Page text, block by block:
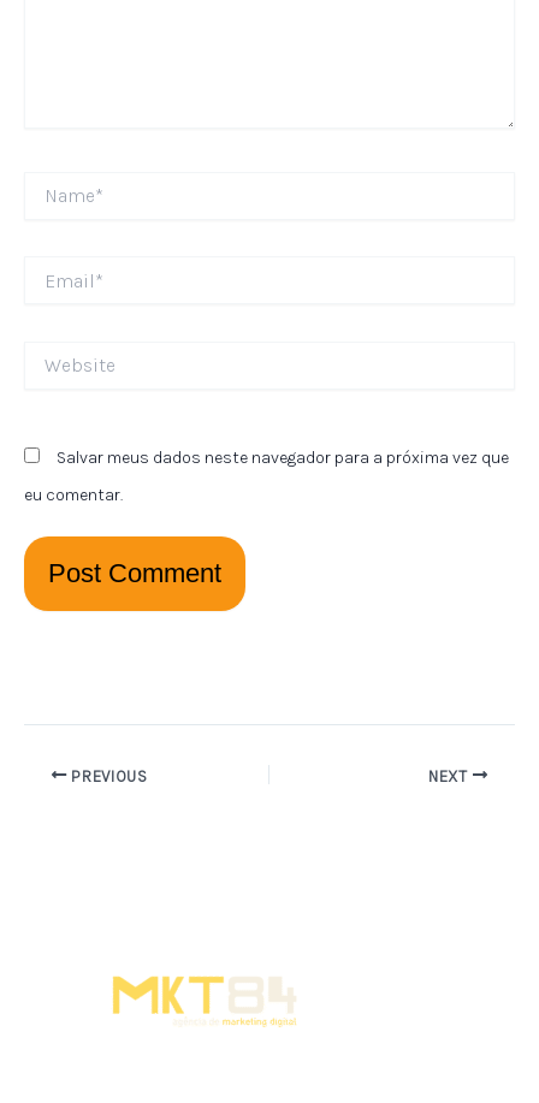
Salvar meus dados neste navegador para a próxima vez que
eu comentar.
PREVIOUS NEXT